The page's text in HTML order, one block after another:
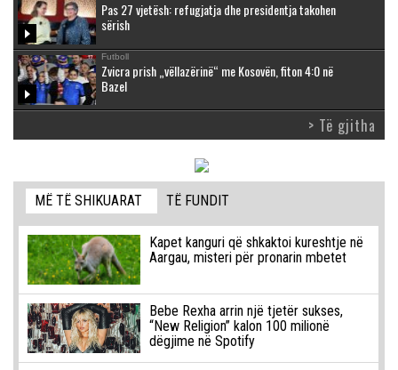
Pas 27 vjetësh: refugjatja dhe presidentja takohen
sërish
Futboll
Zvicra prish „vëllazërinë“ me Kosovën, fiton 4:0 në
Bazel
> Të gjitha
MË TË SHIKUARAT TË FUNDIT
Kapet kanguri që shkaktoi kureshtje në
Aargau, misteri për pronarin mbetet
Bebe Rexha arrin një tjetër sukses,
“New Religion” kalon 100 milionë
dëgjime në Spotify